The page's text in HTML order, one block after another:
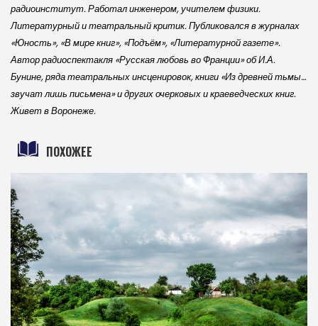
радиоинститут. Работал инженером, учителем физики.
Литературный и театральный критик. Публиковался в журналах
«Юность», «В мире книг», «Подъём», «Литературной газете».
Автор радиоспектакля «Русская любовь во Франции» об И.А.
Бунине, ряда театральных инсценировок, книги «Из древней тьмы…
звучат лишь письмена» и других очерковых и краеведческих книг.
Живет в Воронеже.
ПОХОЖЕЕ